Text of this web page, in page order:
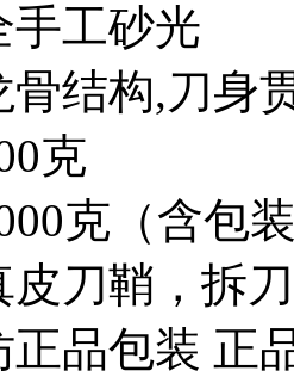
手工砂光
骨结构,刀身
克
克（含包
皮刀鞘，拆
品包装 正